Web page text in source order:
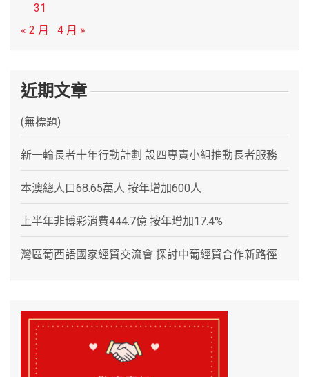
31
« 2 月
4 月 »
近期文章
(無標題)
新一輪長者十年行動計劃 設四專責小組推動長者服務
本澳總人口68.65萬人 按年增加600人
上半年非博彩消費444.7億 按年增加17.4%
灣區葡西語國家經貿交流會 探討中葡經貿合作新路徑